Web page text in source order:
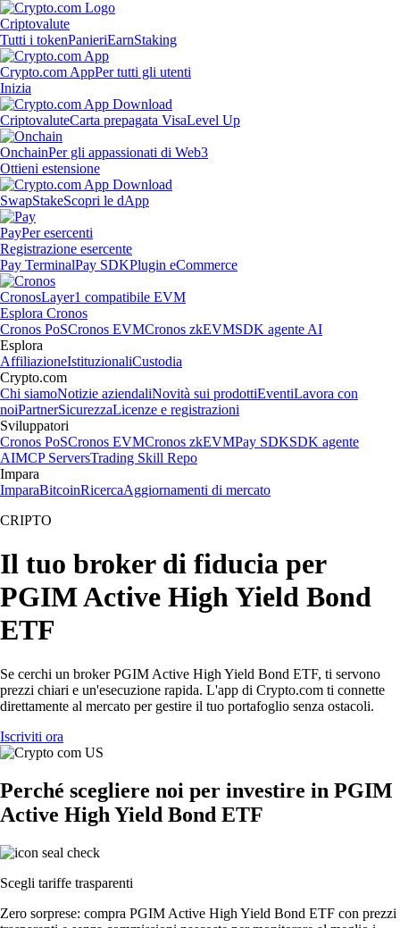
Criptovalute
Tutti i tokenPanieriEarnStaking
Crypto.com AppPer tutti gli utenti
Inizia
CriptovaluteCarta prepagata VisaLevel Up
OnchainPer gli appassionati di Web3
Ottieni estensione
SwapStakeScopri le dApp
PayPer esercenti
Registrazione esercente
Pay TerminalPay SDKPlugin eCommerce
CronosLayer1 compatibile EVM
Esplora Cronos
Cronos PoSCronos EVMCronos zkEVMSDK agente AI
Esplora
AffiliazioneIstituzionaliCustodia
Crypto.com
Chi siamoNotizie aziendaliNovità sui prodottiEventiLavora con
noiPartnerSicurezzaLicenze e registrazioni
Sviluppatori
Cronos PoSCronos EVMCronos zkEVMPay SDKSDK agente
AIMCP ServersTrading Skill Repo
Impara
ImparaBitcoinRicercaAggiornamenti di mercato
CRIPTO
Il tuo broker di fiducia per
PGIM Active High Yield Bond
ETF
Se cerchi un broker PGIM Active High Yield Bond ETF, ti servono
prezzi chiari e un'esecuzione rapida. L'app di Crypto.com ti connette
direttamente al mercato per gestire il tuo portafoglio senza ostacoli.
Iscriviti ora
Perché scegliere noi per investire in PGIM
Active High Yield Bond ETF
Scegli tariffe trasparenti
Zero sorprese: compra PGIM Active High Yield Bond ETF con prezzi